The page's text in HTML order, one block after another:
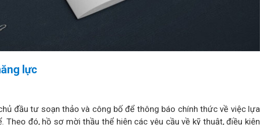
lực
đầu tư soạn thảo và công bố để thông báo chính thức về việc lựa
đó, hồ sơ mời thầu thể hiện các yêu cầu về kỹ thuật, điều kiện